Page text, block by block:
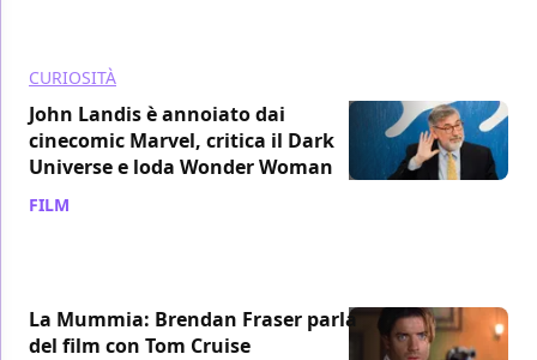
CURIOSITÀ
John Landis è annoiato dai
cinecomic Marvel, critica il Dark
Universe e loda Wonder Woman
FILM
La Mummia: Brendan Fraser parla
del film con Tom Cruise